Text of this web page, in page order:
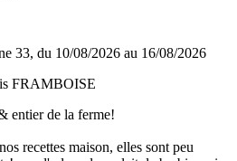
33, du 10/08/2026 au 16/08/2026
entier de la ferme!
recettes maison, elles sont peu